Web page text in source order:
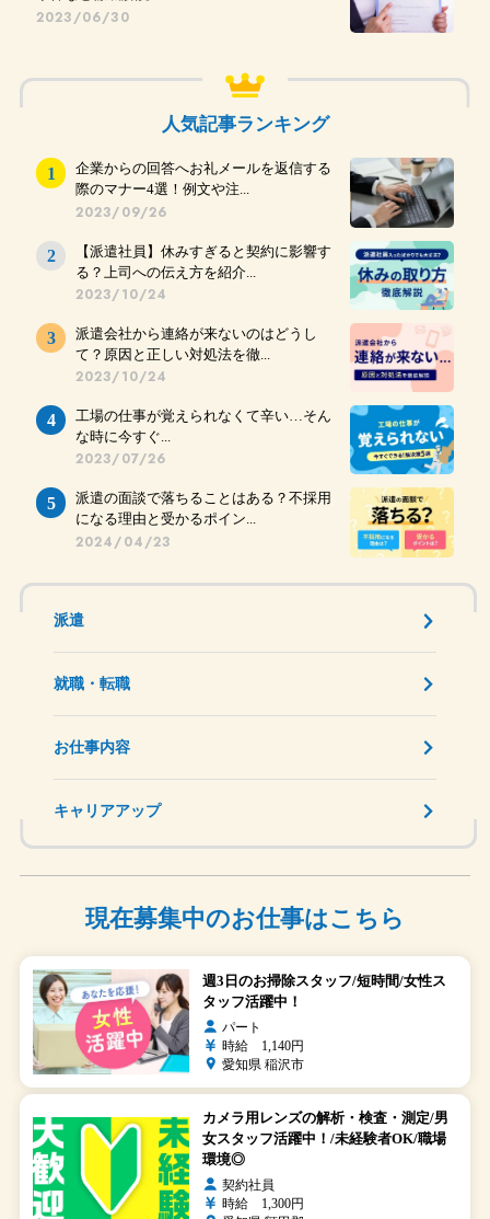
2023/06/30
人気記事ランキング
企業からの回答へお礼メールを返信する
際のマナー4選！例文や注...
2023/09/26
【派遣社員】休みすぎると契約に影響す
る？上司への伝え方を紹介...
2023/10/24
派遣会社から連絡が来ないのはどうし
て？原因と正しい対処法を徹...
2023/10/24
工場の仕事が覚えられなくて辛い…そん
な時に今すぐ...
2023/07/26
派遣の面談で落ちることはある？不採用
になる理由と受かるポイン...
2024/04/23
派遣
就職・転職
お仕事内容
キャリアアップ
現在募集中のお仕事はこちら
週3日のお掃除スタッフ/短時間/女性ス
タッフ活躍中！
パート
時給 1,140円
愛知県 稲沢市
カメラ用レンズの解析・検査・測定/男
女スタッフ活躍中！/未経験者OK/職場
環境◎
契約社員
時給 1,300円